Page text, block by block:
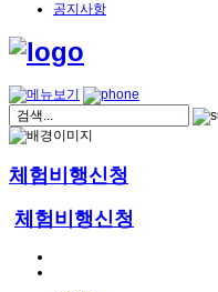
공지사항
체험비행신청
체험비행신청